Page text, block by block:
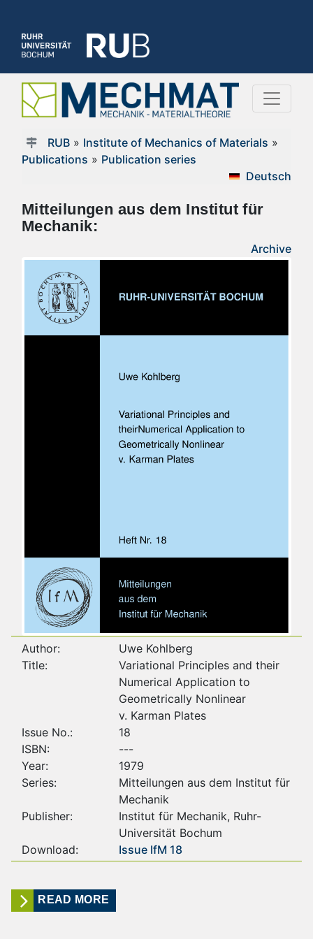
RUB» Institute of Mechanics of Materials »
Publications » Publication series
Deutsch
Mitteilungen aus dem Institut für
Mechanik:
Archive
Author:
Uwe Kohlberg
Title:
Variational Principles and their
Numerical Application to
Geometrically Nonlinear
v. Karman Plates
Issue No.:
18
ISBN:
---
Year:
1979
Series:
Mitteilungen aus dem Institut für
Mechanik
Publisher:
Institut für Mechanik, Ruhr-
Universität Bochum
Download:
Issue IfM 18
READ MORE